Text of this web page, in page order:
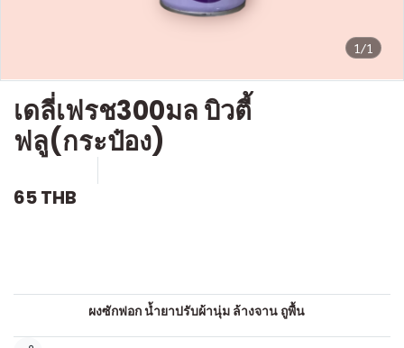
1/1
เดลี่เฟรช300มล บิวตี้
ฟลู(กระป๋อง)
65 THB
ผงซักฟอก น้ำยาปรับผ้านุ่ม ล้างจาน ถูพื้น